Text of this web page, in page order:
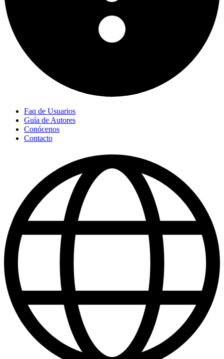
Faq de Usuarios
Guía de Autores
Conócenos
Contacto